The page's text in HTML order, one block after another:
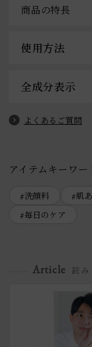
商品の特長
使用方法
全成分表示
よくあるご質問
アイテムキーワー
洗顔料 肌
毎日のケア
Article 読み